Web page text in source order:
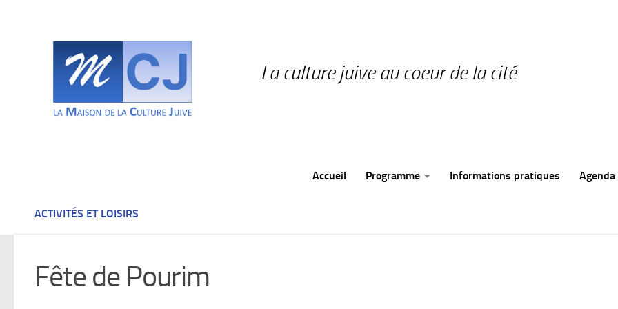
La culture juive au coeur de la cité
Accueil Programme Informations pratiques Agenda
ACTIVITÉS ET LOISIRS
Fête de Pourim